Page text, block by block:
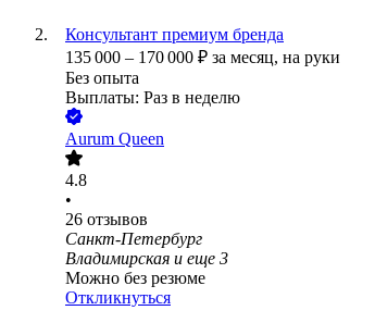
Консультант премиум бренда
135 000 – 170 000 ₽ за месяц, на руки
Без опыта
Выплаты: Раз в неделю
Aurum Queen
4.8
•
26 отзывов
Санкт-Петербург
Владимирская и еще 3
Можно без резюме
Откликнуться